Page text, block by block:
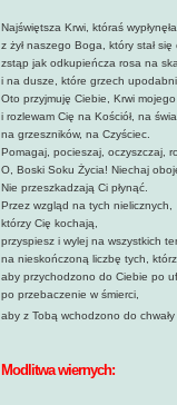
Najświętsza Krwi, któraś wypłynęła
z żył naszego Boga, który stał się
zstąp jak odkupieńcza rosa na
i na dusze, które grzech
Oto przyjmuję Ciebie, Krwi mojego
i rozlewam Cię na Kościół, na
na grzeszników, na Czyściec.
Pomagaj, pocieszaj, oczyszczaj,
O, Boski Soku Życia! Niechaj
Nie przeszkadzają Ci płynąć.
Przez wzgląd na tych nielicznych,
którzy Cię kochają,
przyspiesz i wylej na wszystkich
na nieskończoną liczbę tych,
aby przychodzono do Ciebie po
po przebaczenie w śmierci,
aby z Tobą wchodzono do
Modlitwa wiernych: